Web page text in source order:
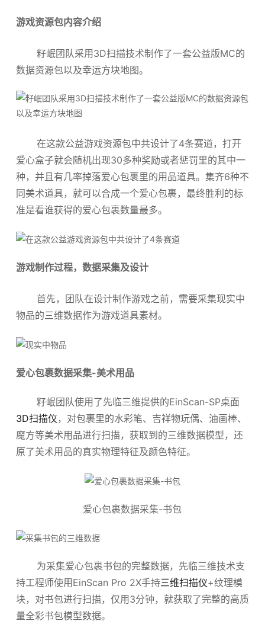
游戏资源包内容介绍
籽岷团队采用3D扫描技术制作了一套公益版MC的
数据资源包以及幸运方块地图。
在这款公益游戏资源包中共设计了4条赛道，打开
爱心盒子就会随机出现30多种奖励或者惩罚里的其中一
种，并且有几率掉落爱心包裹里的用品道具。集齐6种不
同美术道具，就可以合成一个爱心包裹，最终胜利的标
准是看谁获得的爱心包裹数量最多。
游戏制作过程，数据采集及设计
首先，团队在设计制作游戏之前，需要采集现实中
物品的三维数据作为游戏道具素材。
爱心包裹数据采集-美术用品
籽岷团队使用了先临三维提供的EinScan-SP桌面
3D扫描仪 ，对包裹里的水彩笔、吉祥物玩偶、油画棒、
魔方等美术用品进行扫描，获取到的三维数据模型，还
原了美术用品的真实物理特征及颜色特征。
爱心包裹数据采集-书包
为采集爱心包裹书包的完整数据，先临三维技术支
持工程师使用EinScan Pro 2X手持三维扫描仪+纹理模
块，对书包进行扫描，仅用3分钟，就获取了完整的高质
量全彩书包模型数据。